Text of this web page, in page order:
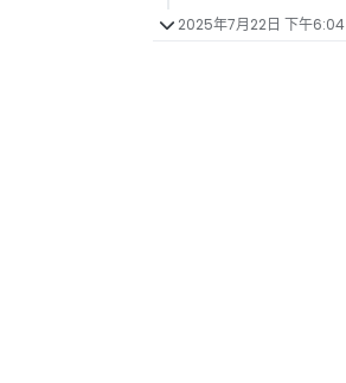
2025年7月22日 下午6:04